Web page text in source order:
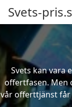
Svets-
Svets kan vara
offertfasen. Men
vår offerttjänst får